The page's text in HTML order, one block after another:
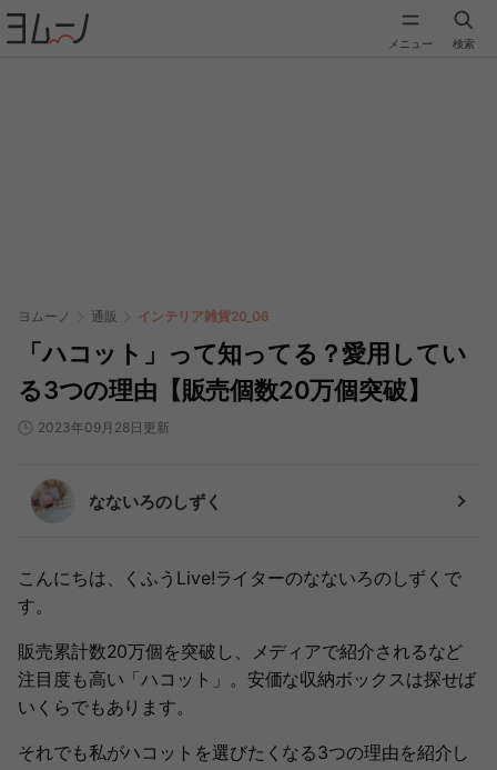
メニュー 検索
ヨムーノ 通販 インテリア雑貨20_06
「ハコット」って知ってる？愛用してい
る3つの理由【販売個数20万個突破】
2023年09月28日更新
なないろのしずく
こんにちは、くふうLive!ライターのなないろのしずくで
す。
販売累計数20万個を突破し、メディアで紹介されるなど
注目度も高い「ハコット」。安価な収納ボックスは探せば
いくらでもあります。
それでも私がハコットを選びたくなる3つの理由を紹介し